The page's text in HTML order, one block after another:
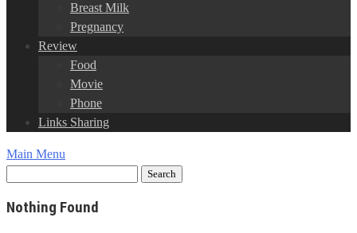
Breast Milk
Pregnancy
Review
Food
Movie
Phone
Links Sharing
Main Menu
Nothing Found